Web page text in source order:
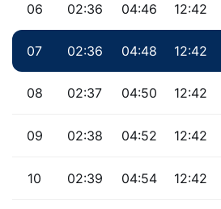
06 02:36 04:46 12:42
07 02:36 04:48 12:42
08 02:37 04:50 12:42
09 02:38 04:52 12:42
10 02:39 04:54 12:42